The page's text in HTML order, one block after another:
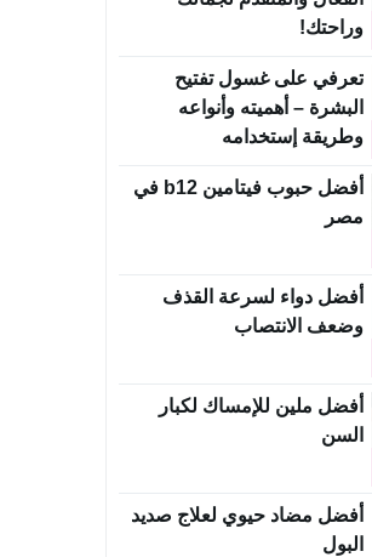
وراحتك!
تعرفي على غسول تفتيح
البشرة – أهميته وأنواعه
وطريقة إستخدامه
أفضل حبوب فيتامين b12 في
مصر
أفضل دواء لسرعة القذف
وضعف الانتصاب
أفضل ملين للإمساك لكبار
السن
أفضل مضاد حيوي لعلاج صديد
البول